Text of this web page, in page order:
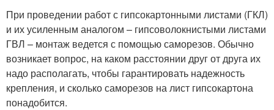
При проведении работ с гипсокартонными листами (ГКЛ)
и их усиленным аналогом – гипсоволокнистыми листами
ГВЛ – монтаж ведется с помощью саморезов. Обычно
возникает вопрос, на каком расстоянии друг от друга их
надо располагать, чтобы гарантировать надежность
крепления, и сколько саморезов на лист гипсокартона
понадобится.